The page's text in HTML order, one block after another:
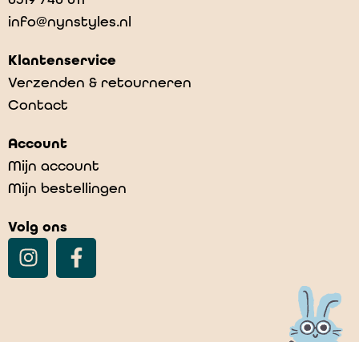
info@nynstyles.nl
Klantenservice
Verzenden & retourneren
Contact
Account
Mijn account
Mijn bestellingen
Volg ons